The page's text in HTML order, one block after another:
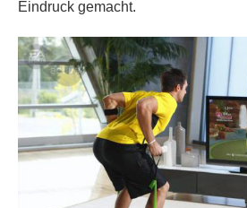
Eindruck gemacht.